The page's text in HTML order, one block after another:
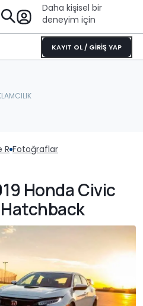
Daha kişisel bir
deneyim için
KAYIT OL / GİRİŞ YAP
R Fotoğraflar
Honda Civic
Hatchback